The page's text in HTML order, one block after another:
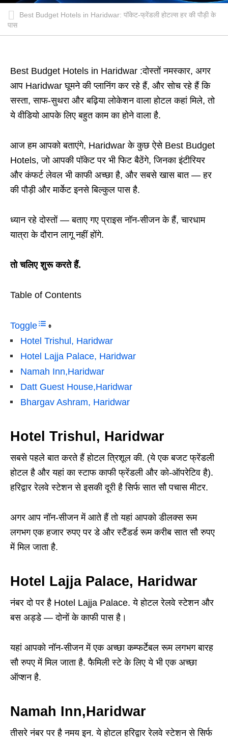
Best Budget Hotels in Haridwar: पॉकेट-फ्रेंडली होटल्स हर की पौड़ी के
पास
Best Budget Hotels in Haridwar :दोस्तों नमस्कार, अगर
आप Haridwar घूमने की प्लानिंग कर रहे हैं, और सोच रहे हैं कि
सस्ता, साफ-सुथरा और बढ़िया लोकेशन वाला होटल कहां मिले, तो
ये वीडियो आपके लिए बहुत काम का होने वाला है.
आज हम आपको बताएंगे, Haridwar के कुछ ऐसे Best Budget
Hotels, जो आपकी पॉकेट पर भी फिट बैठेंगे, जिनका इंटीरियर
और कंफर्ट लेवल भी काफी अच्छा है, और सबसे खास बात — हर
की पौड़ी और मार्केट इनसे बिल्कुल पास है.
ध्यान रहे दोस्तों — बताए गए प्राइस नॉन-सीजन के हैं, चारधाम
यात्रा के दौरान लागू नहीं होंगे.
तो चलिए शुरू करते हैं.
Table of Contents
Toggle
Hotel Trishul, Haridwar
Hotel Lajja Palace, Haridwar
Namah Inn,Haridwar
Datt Guest House,Haridwar
Bhargav Ashram, Haridwar
Hotel Trishul , Haridwar
सबसे पहले बात करते हैं होटल त्रिशूल की. (ये एक बजट फ्रेंडली
होटल है और यहां का स्टाफ काफी फ्रेंडली और को-ऑपरेटिव है).
हरिद्वार रेलवे स्टेशन से इसकी दूरी है सिर्फ सात सौ पचास मीटर.
अगर आप नॉन-सीजन में आते हैं तो यहां आपको डीलक्स रूम
लगभग एक हजार रुपए पर डे और स्टैंडर्ड रूम करीब सात सौ रुपए
में मिल जाता है.
Hotel Lajja Palace, Haridwar
नंबर दो पर है Hotel Lajja Palace. ये होटल रेलवे स्टेशन और
बस अड्डे — दोनों के काफी पास है।
यहां आपको नॉन-सीजन में एक अच्छा कम्फर्टेबल रूम लगभग बारह
सौ रुपए में मिल जाता है. फैमिली स्टे के लिए ये भी एक अच्छा
ऑप्शन है.
Namah Inn,Haridwar
तीसरे नंबर पर है नमय इन. ये होटल हरिद्वार रेलवे स्टेशन से सिर्फ